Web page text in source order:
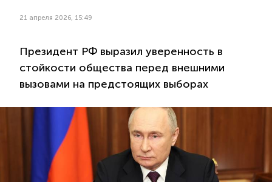
21 апреля 2026, 15:49
Президент РФ выразил уверенность в
стойкости общества перед внешними
вызовами на предстоящих выборах